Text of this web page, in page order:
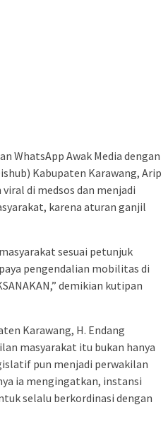
WhatsApp Awak Media dengan
Kabupaten Karawang, Arip
di medsos dan menjadi
karena aturan ganjil
sesuai petunjuk
pengendalian mobilitas di
demikian kutipan
Karawang, H. Endang
masyarakat itu bukan hanya
pun menjadi perwakilan
ia mengingatkan, instansi
selalu berkordinasi dengan